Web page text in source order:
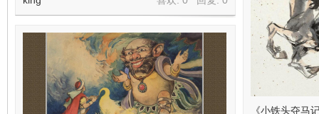
《小铁头夺马